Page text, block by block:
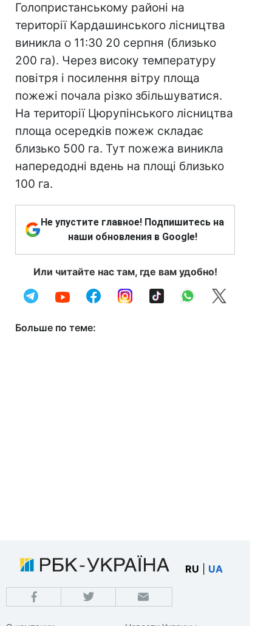
Голопристанському районі на
території Кардашинського лісництва
виникла о 11:30 20 серпня (близько
200 га). Через високу температуру
повітря і посилення вітру площа
пожежі почала різко збільшуватися.
На території Цюрупінського лісництва
площа осередків пожеж складає
близько 500 га. Тут пожежа виникла
напередодні вдень на площі близько
100 га.
Не упустите главное! Подпишитесь на
наши обновления в Google!
Или читайте нас там, где вам удобно!
Больше по теме:
RU UA